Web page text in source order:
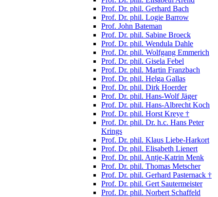
Prof. Dr. phil. Gerhard Bach
Prof. Dr. phil. Logie Barrow
Prof. John Bateman
Prof. Dr. phil. Sabine Broeck
Prof. Dr. phil. Wendula Dahle
Prof. Dr. phil. Wolfgang Emmerich
Prof. Dr. phil. Gisela Febel
Prof. Dr. phil. Martin Franzbach
Prof. Dr. phil. Helga Gallas
Prof. Dr. phil. Dirk Hoerder
Prof. Dr. phil. Hans-Wolf Jäger
Prof. Dr. phil. Hans-Albrecht Koch
Prof. Dr. phil. Horst Kreye †
Prof. Dr. phil. Dr. h.c. Hans Peter
Krings
Prof. Dr. phil. Klaus Liebe-Harkort
Prof. Dr. phil. Elisabeth Lienert
Prof. Dr. phil. Antje-Katrin Menk
Prof. Dr. phil. Thomas Metscher
Prof. Dr. phil. Gerhard Pasternack †
Prof. Dr. phil. Gert Sautermeister
Prof. Dr. phil. Norbert Schaffeld